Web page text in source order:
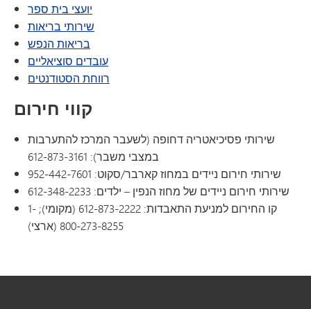
יועצי בית ספר
שירותי בריאות
בריאות הנפש
עובדים סוציאליים
רווחת הסטודנטים
קווי חירום
שירותי פסיכיאטריה דחופה (לשעבר המרכז להתערבות
במצבי משבר): 612-873-3161
שירותי חירום ניידים במחוז קארבר/סקוט: 952-442-7601
שירותי חירום ניידים של מחוז הנפין – ילדים: 612-348-2233
קו החירום למניעת התאבדות: 612-873-2222 (מקומי); 1-
800-273-8255 (ארצי)